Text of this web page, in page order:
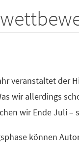
veranstaltet der
wir allerdings
wir Ende Juli –
können